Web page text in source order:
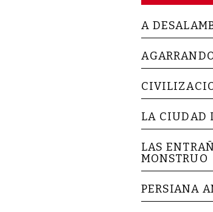
A
LA CIUDAD
LAS
MONSTRUO
PERSIANA